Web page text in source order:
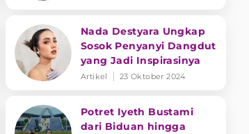
Nada Destyara Ungkap
Sosok Penyanyi Dangdut
yang Jadi Inspirasinya
Artikel 23 Oktober 2024
Potret Iyeth Bustami
dari Biduan hingga